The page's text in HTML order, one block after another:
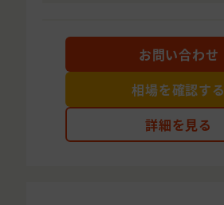
詳細を見る
お問い合わせ
相場を確認する